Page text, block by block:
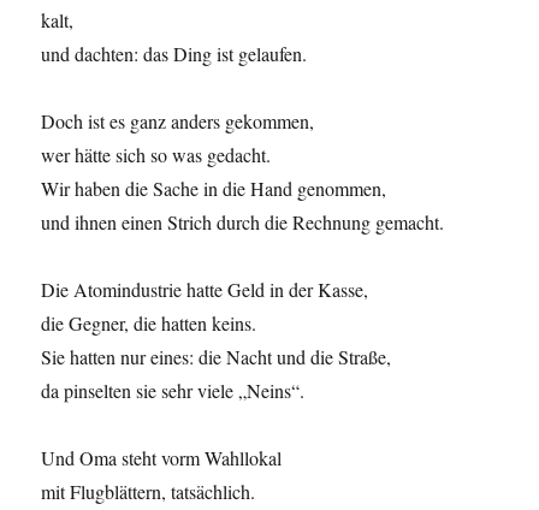
kalt,
und dachten: das Ding ist gelaufen.
Doch ist es ganz anders gekommen,
wer hätte sich so was gedacht.
Wir haben die Sache in die Hand genommen,
und ihnen einen Strich durch die Rechnung gemacht.
Die Atomindustrie hatte Geld in der Kasse,
die Gegner, die hatten keins.
Sie hatten nur eines: die Nacht und die Straße,
da pinselten sie sehr viele „Neins“.
Und Oma steht vorm Wahllokal
mit Flugblättern, tatsächlich.